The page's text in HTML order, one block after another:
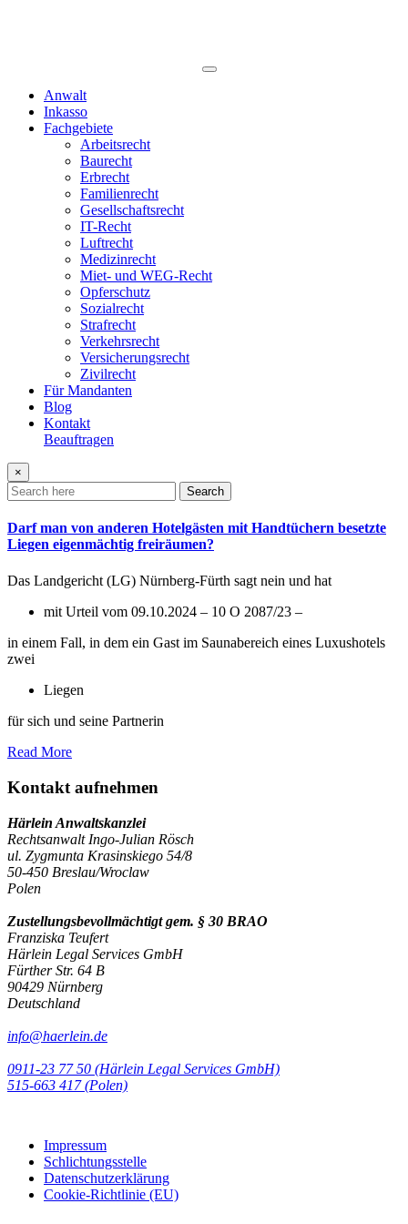
Anwalt
Inkasso
Fachgebiete
Arbeitsrecht
Baurecht
Erbrecht
Familienrecht
Gesellschaftsrecht
IT-Recht
Luftrecht
Medizinrecht
Miet- und WEG-Recht
Opferschutz
Sozialrecht
Strafrecht
Verkehrsrecht
Versicherungsrecht
Zivilrecht
Für Mandanten
Blog
Kontakt
Beauftragen
×
Search
Darf man von anderen Hotelgästen mit Handtüchern besetzte
Liegen eigenmächtig freiräumen?
Das Landgericht (LG) Nürnberg-Fürth sagt nein und hat
mit Urteil vom 09.10.2024 – 10 O 2087/23 –
in einem Fall, in dem ein Gast im Saunabereich eines Luxushotels
zwei
Liegen
für sich und seine Partnerin
Read More
Kontakt aufnehmen
Härlein Anwaltskanzlei
Rechtsanwalt Ingo-Julian Rösch
ul. Zygmunta Krasinskiego 54/8
50-450 Breslau/Wroclaw
Polen
Zustellungsbevollmächtigt gem. § 30 BRAO
Franziska Teufert
Härlein Legal Services GmbH
Fürther Str. 64 B
90429 Nürnberg
Deutschland
info@haerlein.de
0911-23 77 50 (Härlein Legal Services GmbH)
‭515-663 417 (Polen)‬‬‬
Impressum
Schlichtungsstelle
Datenschutzerklärung
Cookie-Richtlinie (EU)